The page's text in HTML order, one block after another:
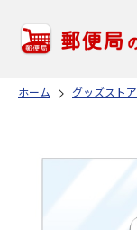
ホーム グッズストア